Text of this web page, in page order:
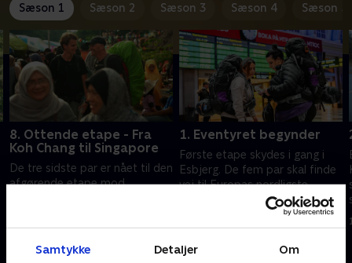
Samtykke Detaljer Om
Sæson 1 Sæson 2 Sæson 3 Sæson 4 Sæson 5
8. Ottende etape - Fra
Koh Chang til Singapore
De tre sidste par er nået til den
afgørende etape mod
først? Og hvem snubler på
1. Eventyret begynder
Første etape skydes i gang i
Esbjerg. De fem par skal finde
vej til Europas nordligste
punkt, Nordkap, men hvor
finder man lige den billigste
transport i byen?